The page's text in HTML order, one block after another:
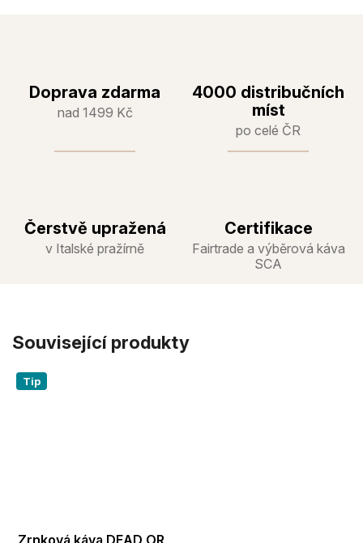
Doprava zdarma
nad 1499 Kč
4000 distribučních
míst
po celé ČR
Čerstvě upražená
v Italské pražírně
Certifikace
Fairtrade a výběrová káva
SCA
Související produkty
Tip
Zrnková káva DEAD OR